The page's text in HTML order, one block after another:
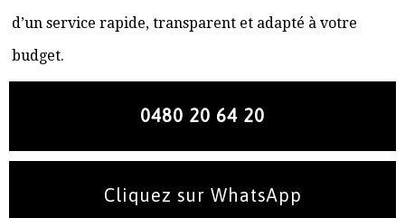
d’un service rapide, transparent et adapté à votre
budget.
0480 20 64 20
Cliquez sur WhatsApp